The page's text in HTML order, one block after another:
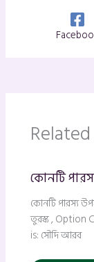
কোনটি
কোনটি পারস্য
তুরস্ক , Option
is: সৌদি আরব